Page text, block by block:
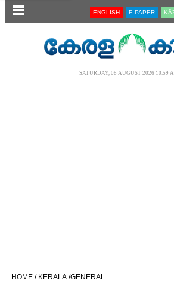
SECTIONS
CINEMA
ENGLISH E-PAPER
SATURDAY, 08 AUGUST 2026 10.59
HOME / KERALA /GENERAL